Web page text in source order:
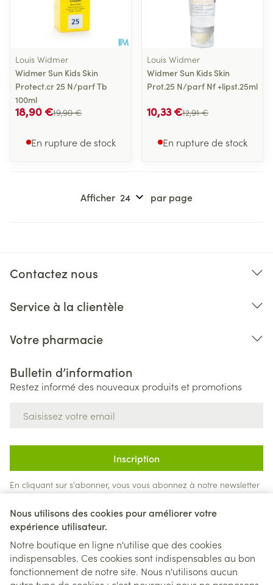
Nous utilisons des cookies pour améliorer votre
expérience utilisateur.
Notre boutique en ligne n'utilise que des cookies
indispensables. Ces cookies sont indispensables au bon
fonctionnement de notre site. Nous n'utilisons aucun
Louis Widmer
Widmer Sun Kids Skin
Protect.cr 25 N/parf Tb
100ml
19,90 €
18,90 €
En rupture de stock
Louis Widmer
Widmer Sun Kids Skin
Prot.25 N/parf Nf +lipst.25ml
12,91 €
10,33 €
En rupture de stock
Afficher par page
Contactez nous
Service à la clientèle
Votre pharmacie
Bulletin d’information
Restez informé des nouveaux produits et promotions
Inscription
En cliquant sur s'abonner, vous vous abonnez à notre newsletter
et acceptez notrepolitique de confidentialité.